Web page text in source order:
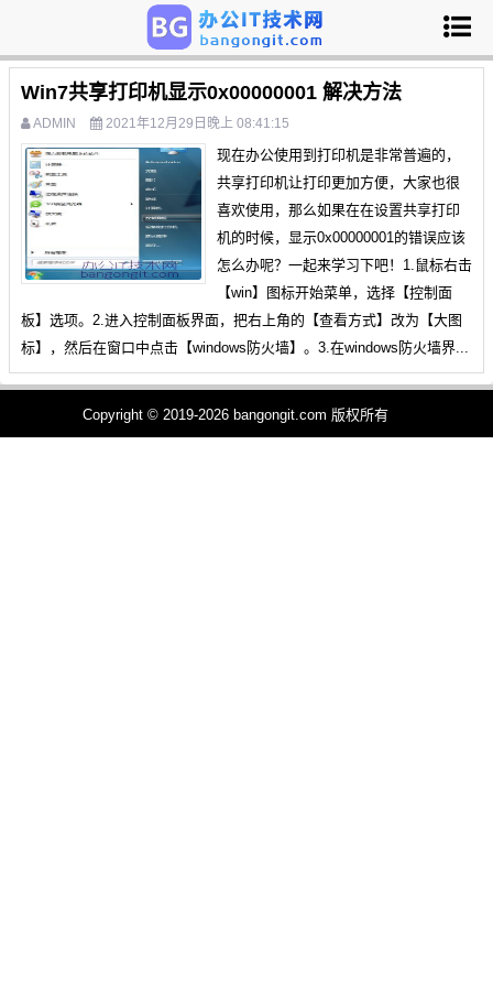
Win7共享打印机显示0x00000001 解决方法
ADMIN 2021年12月29日晚上 08:41:15
现在办公使用到打印机是非常普遍的，
共享打印机让打印更加方便，大家也很
喜欢使用，那么如果在在设置共享打印
机的时候，显示0x00000001的错误应该
怎么办呢？一起来学习下吧！1.鼠标右击
【win】图标开始菜单，选择【控制面
板】选项。2.进入控制面板界面，把右上角的【查看方式】改为【大图
标】，然后在窗口中点击【windows防火墙】。3.在windows防火墙界...
Copyright © 2019-2026 bangongit.com 版权所有